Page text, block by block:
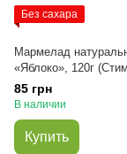
Без сахара
Мармелад
«Яблоко», 120г
85 грн
В наличии
Купить